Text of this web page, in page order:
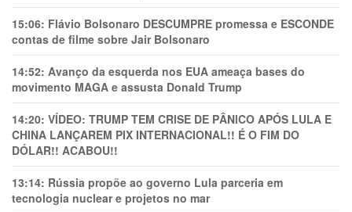
15:06: Flávio Bolsonaro DESCUMPRE promessa e ESCONDE
contas de filme sobre Jair Bolsonaro
14:52: Avanço da esquerda nos EUA ameaça bases do
movimento MAGA e assusta Donald Trump
14:20: VÍDEO: TRUMP TEM CRlSE DE PÂNlCO APÓS LULA E
CHINA LANÇAREM PIX INTERNACIONAL!! É O FIM DO
DÓLAR!! ACABOU!!
13:14: Rússia propõe ao governo Lula parceria em
tecnologia nuclear e projetos no mar